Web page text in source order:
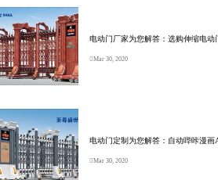
电动门厂家为您解答：选购伸缩电
Mar 30, 2020
电动门定制为您解答：自动哔咔漫
Mar 30, 2020